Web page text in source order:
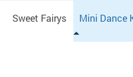
Sweet Fairys Mini Dance